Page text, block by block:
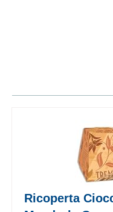
Ricoperta